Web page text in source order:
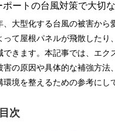
ポートの台風対策で大切
、大型化する台風の被害から
って屋根パネルが飛散したり
できます。本記事では、エク
害の原因や具体的な補強方
環境を整えるための参考にし
目次